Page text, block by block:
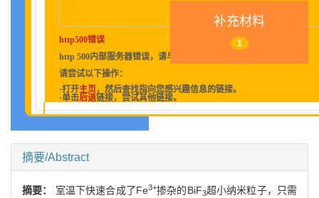
http500错误
http 500内部服务器错误，请与管理员联系。
请尝试以下操作：
·打开主页，然后查找指向您感兴趣信息的链接。
·单击后退链接，尝试其他链接。
补充材料
1
摘要/Abstract
摘要： 室温下快速合成了Fe3+掺杂的BiF3超小纳米粒子，只需